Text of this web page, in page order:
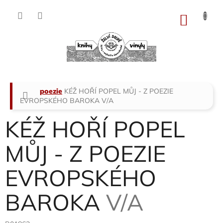
Domů
poezie KÉŽ HOŘÍ POPEL MŮJ - Z POEZIE
EVROPSKÉHO BAROKA V/A
KÉŽ HOŘÍ POPEL
MŮJ - Z POEZIE
EVROPSKÉHO
BAROKA V/A